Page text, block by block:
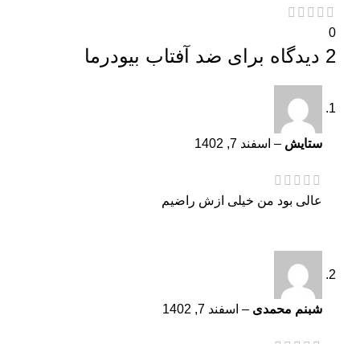
0
2 دیدگاه برای ضد آفتاب بیودرما
ستایش – اسفند 7, 1402
عالی بود من خیلی ازش راضیم
شبنم محمدی – اسفند 7, 1402